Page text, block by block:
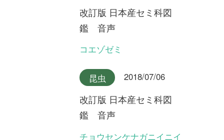
永田芳男さんの日本全
国花行脚
第20回 原生林にオオバシシ
ランを探して ～鹿児島県屋
久島～